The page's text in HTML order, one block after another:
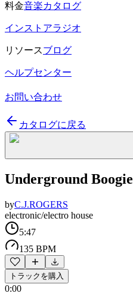
料金音楽カタログ
インストアラジオ
リソースブログ
ヘルプセンター
お問い合わせ
カタログに戻る
Underground Boogie
byC.J.ROGERS
electronic/electro house
5:47
135 BPM
トラックを購入
0:00